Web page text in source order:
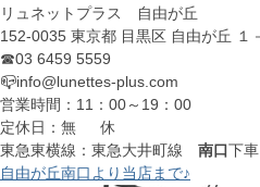
リュネットプラス 自由が丘
152-0035 東京都 目黒区 自由が丘 １
☎03 6459 5559
📪info@lunettes-plus.com
営業時間：11：00～19：00
定休日：無 休
東急東横線：東急大井町線 南口下
自由が丘南口より当店まで♪